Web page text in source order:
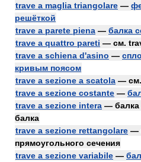
trave a maglia triangolare —
решёткой
trave a parete piena — балка
trave a quattro pareti — см.
trave a schiena d'asino —
кривым поясом
trave a sezione a scatola — см.
trave a sezione costante —
trave a sezione intera — балка
балка
trave a sezione rettangolare —
прямоугольного сечения
trave a sezione variabile —